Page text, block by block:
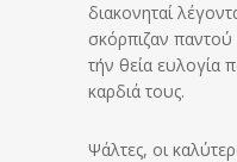
διακονηταί
σκόρπιζαν
τήν θεία ευλογία
καρδιά τους.
Ψάλτες, οι